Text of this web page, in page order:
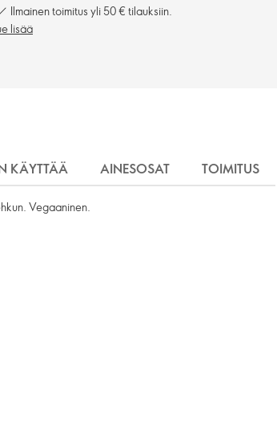
Ilmainen toimitus yli 50 € tilauksiin.
lisää
KÄYTTÄÄ AINESOSAT TOIMITUS
Vegaaninen.